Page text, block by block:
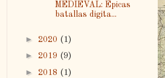
MEDIEVAL: Épicas
batallas digita...
► 2020 (1)
► 2019 (9)
► 2018 (1)